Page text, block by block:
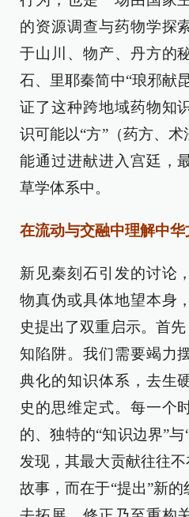
的资源调查与药物学探
于山川、物产、丹方的
石、里耶秦简中“琅邪献
证了这种跨地域药物知
识可能以“方”（药方、
能通过进献进入宫廷，
草学体系中。
在流动与交融中理解中华
新见秦刻石引发的讨论
物真伪或具体地望本身
史提出了双重启示。首
知陷阱。我们需要竭力
典化的知识体系，去生
史的思维定式。每一个
的、独特的“知识边界”
发现，其最大贡献往往
故事，而在于“提出”新